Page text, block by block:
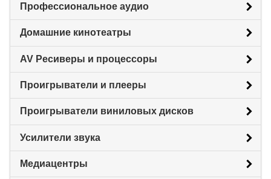
Профессиональное аудио
Домашние кинотеатры
AV Ресиверы и процессоры
Проигрыватели и плееры
Проигрыватели виниловых дисков
Усилители звука
Медиацентры